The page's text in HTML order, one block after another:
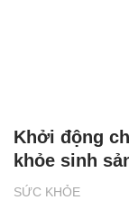
SỨC KHỎE
Khởi động
khỏe sinh